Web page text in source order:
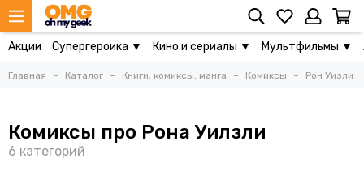
Акции Супергероика ▼ Кино и сериалы ▼ Мультфильмы ▼
Главная Каталог Книги, комиксы, манга Комиксы Рон Уизли
Комиксы про Рона Уилзли